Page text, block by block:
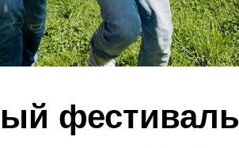
фестиваль